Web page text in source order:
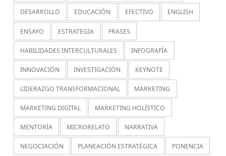
DESARROLLO EDUCACIÓN EFECTIVO ENGLISH
ENSAYO ESTRATEGIA FRASES
HABILIDADES INTERCULTURALES INFOGRAFÍA
INNOVACIÓN INVESTIGACIÓN KEYNOTE
LIDERAZGO TRANSFORMACIONAL MARKETING
MARKETING DIGITAL MARKETING HOLÍSTICO
MENTORÍA MICRORELATO NARRATIVA
NEGOCIACIÓN PLANEACIÓN ESTRATÉGICA PONENCIA